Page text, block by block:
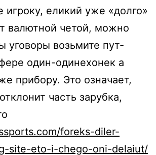
игроку, еликий уже «долго»
валютной четой, можно
уговоры возьмите пут-
один-одинехонек а
прибору. Это означает,
часть зарубка,
foreks-diler-
site-eto-i-chego-oni-delaiut/